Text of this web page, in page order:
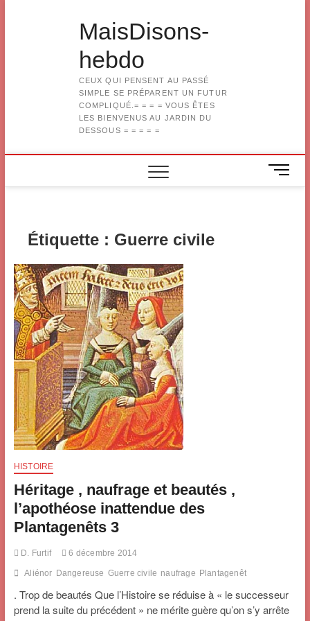
MaisDisons-
hebdo
CEUX QUI PENSENT AU PASSÉ
SIMPLE SE PRÉPARENT UN FUTUR
COMPLIQUÉ.= = = = VOUS ÊTES
LES BIENVENUS AU JARDIN DU
DESSOUS = = = = =
M
e
Étiquette : Guerre civile
HISTOIRE
Héritage , naufrage et beautés ,
l’apothéose inattendue des
Plantagenêts 3
D. Furtif 6 décembre 2014
Aliénor Dangereuse Guerre civile naufrage Plantagenêt
. Trop de beautés Que l’Histoire se réduise à « le successeur
prend la suite du précédent » ne mérite guère qu’on s’y arrête